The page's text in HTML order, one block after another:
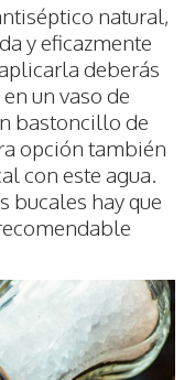
natural,
y eficazmente
deberás
un vaso de
bastoncillo de
opción también
con este agua.
bucales hay que